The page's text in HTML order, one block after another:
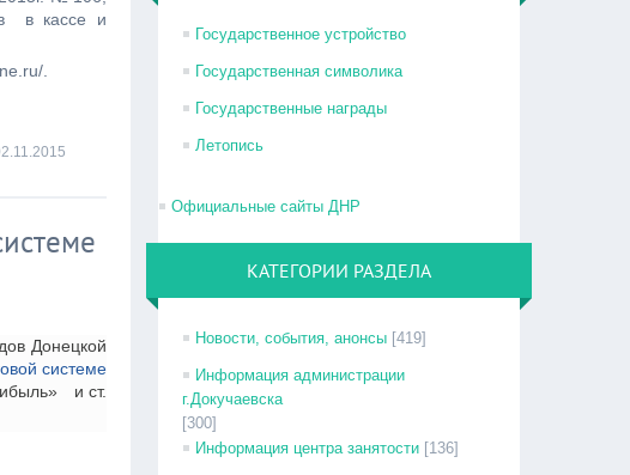
в кассе и
.
Донецкой
системе
и ст.
Государственное устройство
Государственная символика
Государственные награды
Летопись
Официальные сайты ДНР
КАТЕГОРИИ РАЗДЕЛА
Новости, события, анонсы [419]
Информация администрации
г.Докучаевска
[300]
Информация центра занятости [136]